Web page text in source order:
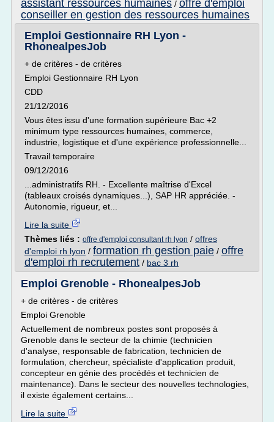
assistant ressources humaines / offre d'emploi
conseiller en gestion des ressources humaines
Emploi Gestionnaire RH Lyon -
RhonealpesJob
+ de critères - de critères
Emploi Gestionnaire RH Lyon
CDD
21/12/2016
Vous êtes issu d'une formation supérieure Bac +2
minimum type ressources humaines, commerce,
industrie, logistique et d'une expérience professionnelle...
Travail temporaire
09/12/2016
...administratifs RH. - Excellente maîtrise d'Excel
(tableaux croisés dynamiques...), SAP HR appréciée. -
Autonomie, rigueur, et...
Lire la suite
Thèmes liés : offre d'emploi consultant rh lyon / offres
d'emploi rh lyon / formation rh gestion paie / offre
d'emploi rh recrutement / bac 3 rh
Emploi Grenoble - RhonealpesJob
+ de critères - de critères
Emploi Grenoble
Actuellement de nombreux postes sont proposés à
Grenoble dans le secteur de la chimie (technicien
d'analyse, responsable de fabrication, technicien de
formulation, chercheur, spécialiste d'application produit,
concepteur en génie des procédés et technicien de
maintenance). Dans le secteur des nouvelles technologies,
il existe également certains...
Lire la suite